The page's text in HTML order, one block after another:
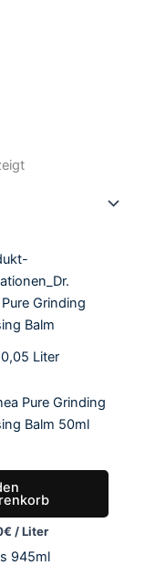
Liter
Pure Grinding
Balm 50ml
€ /Liter